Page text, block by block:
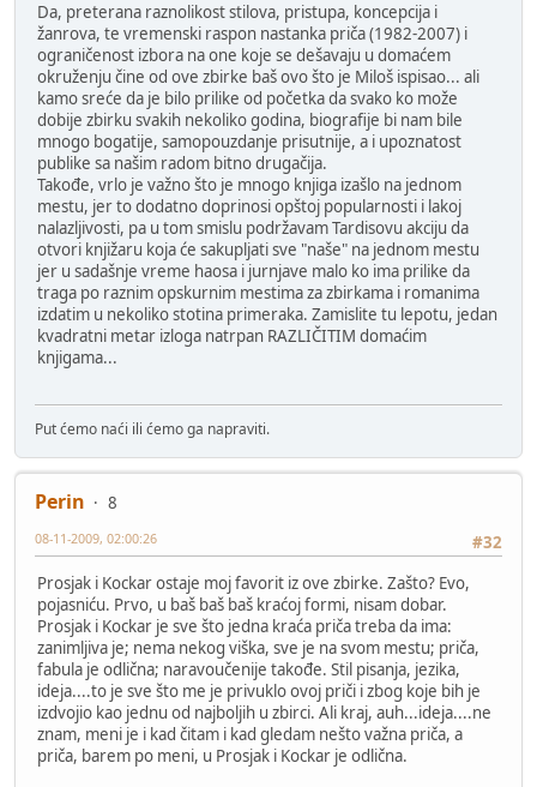
Da, preterana raznolikost stilova, pristupa, koncepcija i
žanrova, te vremenski raspon nastanka priča (1982-2007) i
ograničenost izbora na one koje se dešavaju u domaćem
okruženju čine od ove zbirke baš ovo što je Miloš ispisao... ali
kamo sreće da je bilo prilike od početka da svako ko može
dobije zbirku svakih nekoliko godina, biografije bi nam bile
mnogo bogatije, samopouzdanje prisutnije, a i upoznatost
publike sa našim radom bitno drugačija.
Takođe, vrlo je važno što je mnogo knjiga izašlo na jednom
mestu, jer to dodatno doprinosi opštoj popularnosti i lakoj
nalazljivosti, pa u tom smislu podržavam Tardisovu akciju da
otvori knjižaru koja će sakupljati sve "naše" na jednom mestu
jer u sadašnje vreme haosa i jurnjave malo ko ima prilike da
traga po raznim opskurnim mestima za zbirkama i romanima
izdatim u nekoliko stotina primeraka. Zamislite tu lepotu, jedan
kvadratni metar izloga natrpan RAZLIČITIM domaćim
knjigama...
Put ćemo naći ili ćemo ga napraviti.
Perin
8
#32
08-11-2009, 02:00:26
Prosjak i Kockar ostaje moj favorit iz ove zbirke. Zašto? Evo,
pojasniću. Prvo, u baš baš baš kraćoj formi, nisam dobar.
Prosjak i Kockar je sve što jedna kraća priča treba da ima:
zanimljiva je; nema nekog viška, sve je na svom mestu; priča,
fabula je odlična; naravoučenije takođe. Stil pisanja, jezika,
ideja....to je sve što me je privuklo ovoj priči i zbog koje bih je
izdvojio kao jednu od najboljih u zbirci. Ali kraj, auh...ideja....ne
znam, meni je i kad čitam i kad gledam nešto važna priča, a
priča, barem po meni, u Prosjak i Kockar je odlična.